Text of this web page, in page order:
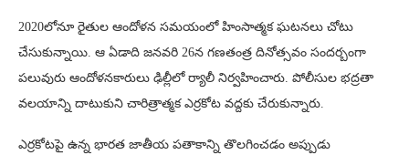
2020లోనూ రైతుల ఆందోళన సమయంలో హింసాత్మక ఘటనలు చోటు
చేసుకున్నాయి. ఆ ఏడాది జనవరి 26న గణతంత్ర దినోత్సవం సందర్బంగా
పలువురు ఆందోళనకారులు ఢిల్లీలో ర్యాలీ నిర్వహించారు. పోలీసుల భద్రతా
వలయాన్ని దాటుకుని చారిత్రాత్మక ఎర్రకోట వద్దకు చేరుకున్నారు.
ఎర్రకోటపై ఉన్న భారత జాతీయ పతాకాన్ని తొలగించడం అప్పుడు